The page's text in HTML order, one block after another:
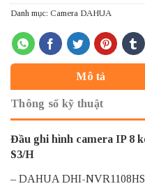
Danh mục: Camera DAHUA
Mô tả
Thông số kỹ thuật
Đầu ghi hình camera IP 8
S3/H
– DAHUA DHI-